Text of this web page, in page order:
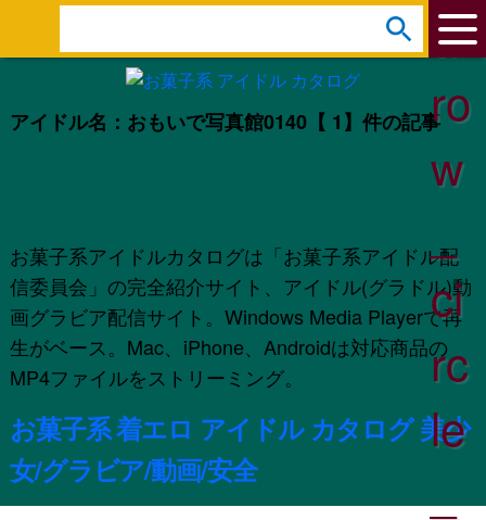
アイドル名：おもいで写真館0140【 1】件の記事
お菓子系アイドルカタログは「お菓子系アイドル配
信委員会」の完全紹介サイト、アイドル(グラドル)動
画グラビア配信サイト。Windows Media Playerで再
生がベース。Mac、iPhone、Androidは対応商品の
MP4ファイルをストリーミング。
お菓子系 着エロ アイドル カタログ 美少
女/グラビア/動画/安全
e
r
ar
ro
w
_
ci
rc
le
_